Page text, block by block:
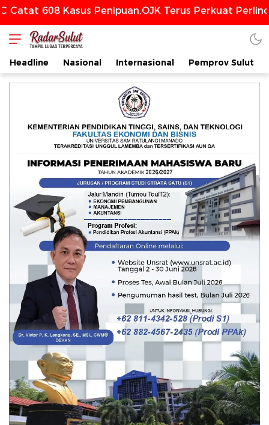
Kasus Penipuan,OJK Terus Perkuat Perlindungan
Headline Nasional Internasional Pemprov Sulut